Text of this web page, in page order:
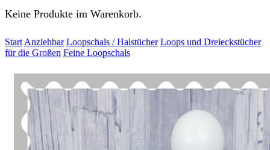
Keine Produkte im Warenkorb.
Start Anziehbar Loopschals / Halstücher Loops und Dreieckstücher
für die Großen Feine Loopschals